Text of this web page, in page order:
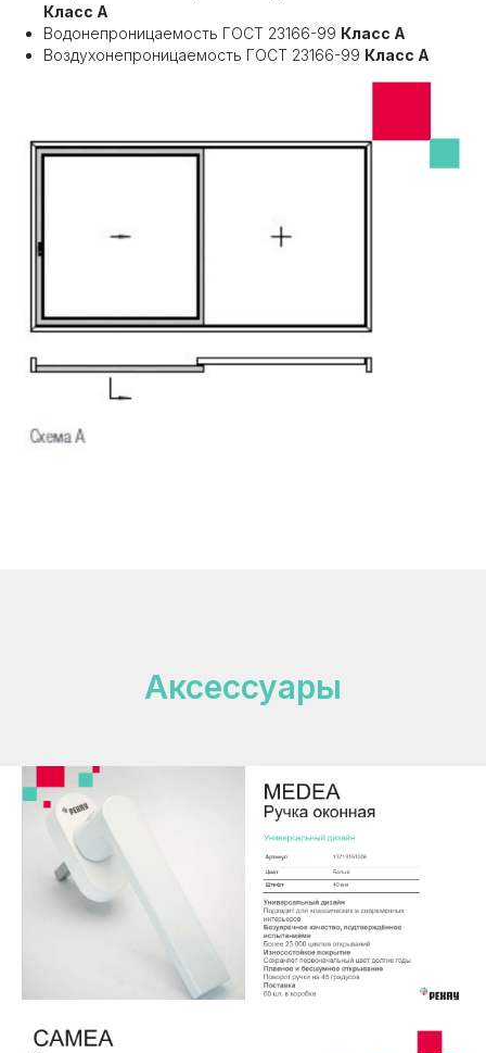
Класс А
Водонепроницаемость ГОСТ 23166-99 Класс А
Воздухонепроницаемость ГОСТ 23166-99 Класс А
Аксессуары